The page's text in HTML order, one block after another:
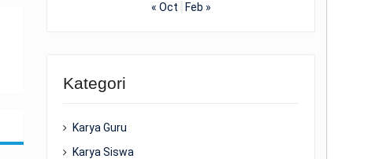
« Oct Feb »
Kategori
Karya Guru
Karya Siswa